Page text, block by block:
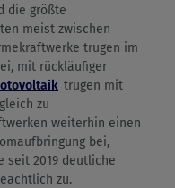
die größte
meist zwischen
trugen im
mit rückläufiger
trugen mit
zu
weiterhin einen
bei,
seit 2019 deutliche
zu.